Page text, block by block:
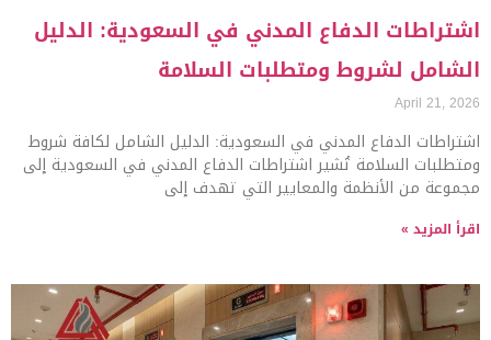
اشتراطات الدفاع المدني في السعودية: الدليل
الشامل لشروط ومتطلبات السلامة
April 21, 2026
اشتراطات الدفاع المدني في السعودية: الدليل الشامل لكافة شروط
ومتطلبات السلامة تُشير اشتراطات الدفاع المدني في السعودية إلى
مجموعة من الأنظمة والمعايير التي تهدف إلى
اقرأ المزيد »